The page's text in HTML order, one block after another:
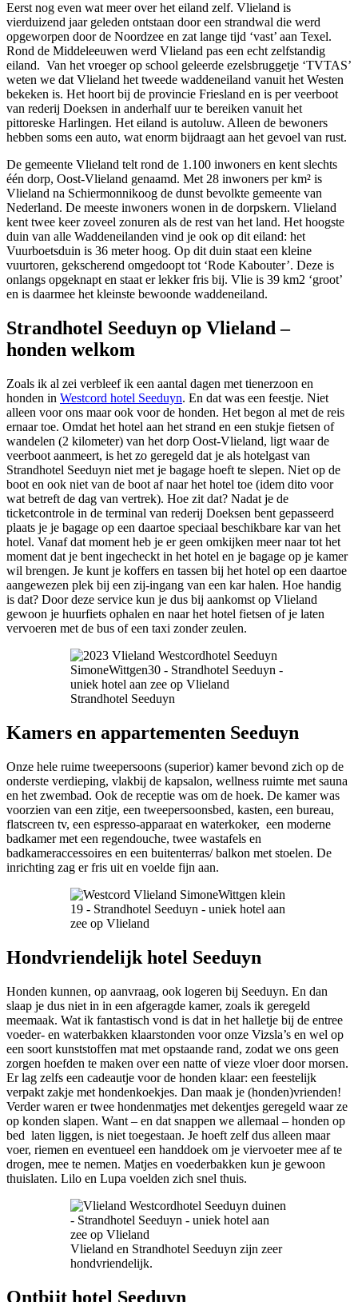
Eerst nog even wat meer over het eiland zelf. Vlieland is
vierduizend jaar geleden ontstaan door een strandwal die werd
opgeworpen door de Noordzee en zat lange tijd ‘vast’ aan Texel.
Rond de Middeleeuwen werd Vlieland pas een echt zelfstandig
eiland. Van het vroeger op school geleerde ezelsbruggetje ‘TVTAS’
weten we dat Vlieland het tweede waddeneiland vanuit het Westen
bekeken is. Het hoort bij de provincie Friesland en is per veerboot
van rederij Doeksen in anderhalf uur te bereiken vanuit het
pittoreske Harlingen. Het eiland is autoluw. Alleen de bewoners
hebben soms een auto, wat enorm bijdraagt aan het gevoel van rust.
De gemeente Vlieland telt rond de 1.100 inwoners en kent slechts
één dorp, Oost-Vlieland genaamd. Met 28 inwoners per km² is
Vlieland na Schiermonnikoog de dunst bevolkte gemeente van
Nederland. De meeste inwoners wonen in de dorpskern. Vlieland
kent twee keer zoveel zonuren als de rest van het land. Het hoogste
duin van alle Waddeneilanden vind je ook op dit eiland: het
Vuurboetsduin is 36 meter hoog. Op dit duin staat een kleine
vuurtoren, gekscherend omgedoopt tot ‘Rode Kabouter’. Deze is
onlangs opgeknapt en staat er lekker fris bij. Vlie is 39 km2 ‘groot’
en is daarmee het kleinste bewoonde waddeneiland.
Strandhotel Seeduyn op Vlieland –
honden welkom
Zoals ik al zei verbleef ik een aantal dagen met tienerzoon en
honden in Westcord hotel Seeduyn. En dat was een feestje. Niet
alleen voor ons maar ook voor de honden. Het begon al met de reis
ernaar toe. Omdat het hotel aan het strand en een stukje fietsen of
wandelen (2 kilometer) van het dorp Oost-Vlieland, ligt waar de
veerboot aanmeert, is het zo geregeld dat je als hotelgast van
Strandhotel Seeduyn niet met je bagage hoeft te slepen. Niet op de
boot en ook niet van de boot af naar het hotel toe (idem dito voor
wat betreft de dag van vertrek). Hoe zit dat? Nadat je de
ticketcontrole in de terminal van rederij Doeksen bent gepasseerd
plaats je je bagage op een daartoe speciaal beschikbare kar van het
hotel. Vanaf dat moment heb je er geen omkijken meer naar tot het
moment dat je bent ingecheckt in het hotel en je bagage op je kamer
wil brengen. Je kunt je koffers en tassen bij het hotel op een daartoe
aangewezen plek bij een zij-ingang van een kar halen. Hoe handig
is dat? Door deze service kun je dus bij aankomst op Vlieland
gewoon je huurfiets ophalen en naar het hotel fietsen of je laten
vervoeren met de bus of een taxi zonder zeulen.
Strandhotel Seeduyn
Kamers en appartementen Seeduyn
Onze hele ruime tweepersoons (superior) kamer bevond zich op de
onderste verdieping, vlakbij de kapsalon, wellness ruimte met sauna
en het zwembad. Ook de receptie was om de hoek. De kamer was
voorzien van een zitje, een tweepersoonsbed, kasten, een bureau,
flatscreen tv, een espresso-apparaat en waterkoker, een moderne
badkamer met een regendouche, twee wastafels en
badkameraccessoires en een buitenterras/ balkon met stoelen. De
inrichting zag er fris uit en voelde fijn aan.
Hondvriendelijk hotel Seeduyn
Honden kunnen, op aanvraag, ook logeren bij Seeduyn. En dan
slaap je dus niet in in een afgeragde kamer, zoals ik geregeld
meemaak. Wat ik fantastisch vond is dat in het halletje bij de entree
voeder- en waterbakken klaarstonden voor onze Vizsla’s en wel op
een soort kunststoffen mat met opstaande rand, zodat we ons geen
zorgen hoefden te maken over een natte of vieze vloer door morsen.
Er lag zelfs een cadeautje voor de honden klaar: een feestelijk
verpakt zakje met hondenkoekjes. Dan maak je (honden)vrienden!
Verder waren er twee hondenmatjes met dekentjes geregeld waar ze
op konden slapen. Want – en dat snappen we allemaal – honden op
bed laten liggen, is niet toegestaan. Je hoeft zelf dus alleen maar
voer, riemen en eventueel een handdoek om je viervoeter mee af te
drogen, mee te nemen. Matjes en voederbakken kun je gewoon
thuislaten. Lilo en Lupa voelden zich snel thuis.
Vlieland en Strandhotel Seeduyn zijn zeer
hondvriendelijk.
Ontbijt hotel Seeduyn